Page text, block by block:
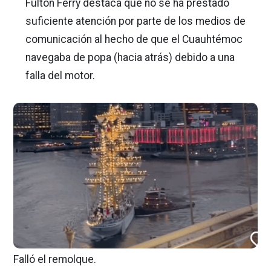
Fulton Ferry destaca que no se ha prestado
suficiente atención por parte de los medios de
comunicación al hecho de que el Cuauhtémoc
navegaba de popa (hacia atrás) debido a una
falla del motor.
Falló el remolque.